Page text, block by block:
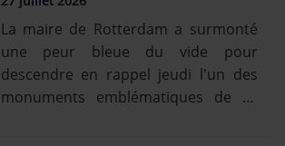
La maire de Rotterdam a surmonté
une peur bleue du vide pour
descendre en rappel jeudi l'un des
monuments emblématiques de sa